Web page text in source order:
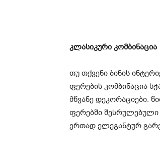
კლასიკური კომბინაცია
თუ თქვენი ბინის
ფერების კომბინაცია
მწვანე დეკორაციები.
ფერებში შესრულებული
ერთად ელეგანტურ